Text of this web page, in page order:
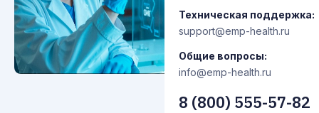
Техническая поддержка:
support@emp-health.ru
Общие вопросы:
info@emp-health.ru
8 (800) 555-57-82